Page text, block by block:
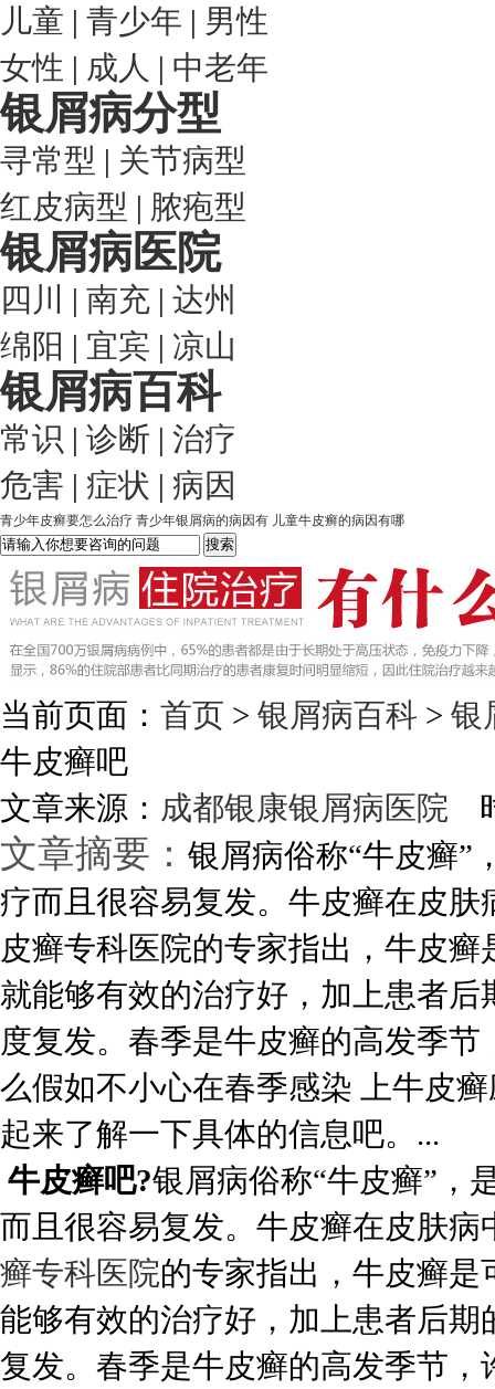
儿童 | 青少年 | 男性
女性 | 成人 | 中老年
银屑病分型
寻常型 | 关节病型
红皮病型 | 脓疱型
银屑病医院
四川 | 南充 | 达州
绵阳 | 宜宾 | 凉山
银屑病百科
常识 | 诊断 | 治疗
危害 | 症状 | 病因
青少年皮癣要怎么治疗 青少年银屑病的病因有 儿童牛皮癣的病因有哪
当前页面： 首页 > 银屑病百科 > 银
牛皮癣吧
文章来源： 成都银康银屑病医院
文章摘要： 银屑病俗称“牛皮癣”
疗而且很容易复发。牛皮癣在皮
皮癣专科医院的专家指出，牛皮
就能够有效的治疗好，加上患者
度复发。春季是牛皮癣的高发季
么假如不小心在春季感染 上牛皮
起来了解一下具体的信息吧。...
牛皮癣吧?银屑病俗称“牛皮癣”，
而且很容易复发。牛皮癣在皮肤
癣专科医院的专家指出，牛皮癣
能够有效的治疗好，加上患者后
复发。春季是牛皮癣的高发季节